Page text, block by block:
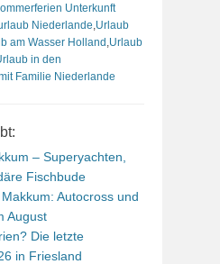
Unterkunft
Niederlande Urlaub
am Wasser Holland Urlaub
in den
Familie Niederlande
– Superyachten,
Fischbude
Autocross und
August
Die letzte
in Friesland